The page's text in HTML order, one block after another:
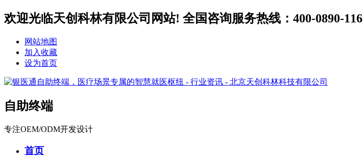
欢迎光临天创科林有限公司网站! 全国咨询服务热线：400-0890-116
网站地图
加入收藏
设为首页
自助终端
专注OEM/ODM开发设计
首页